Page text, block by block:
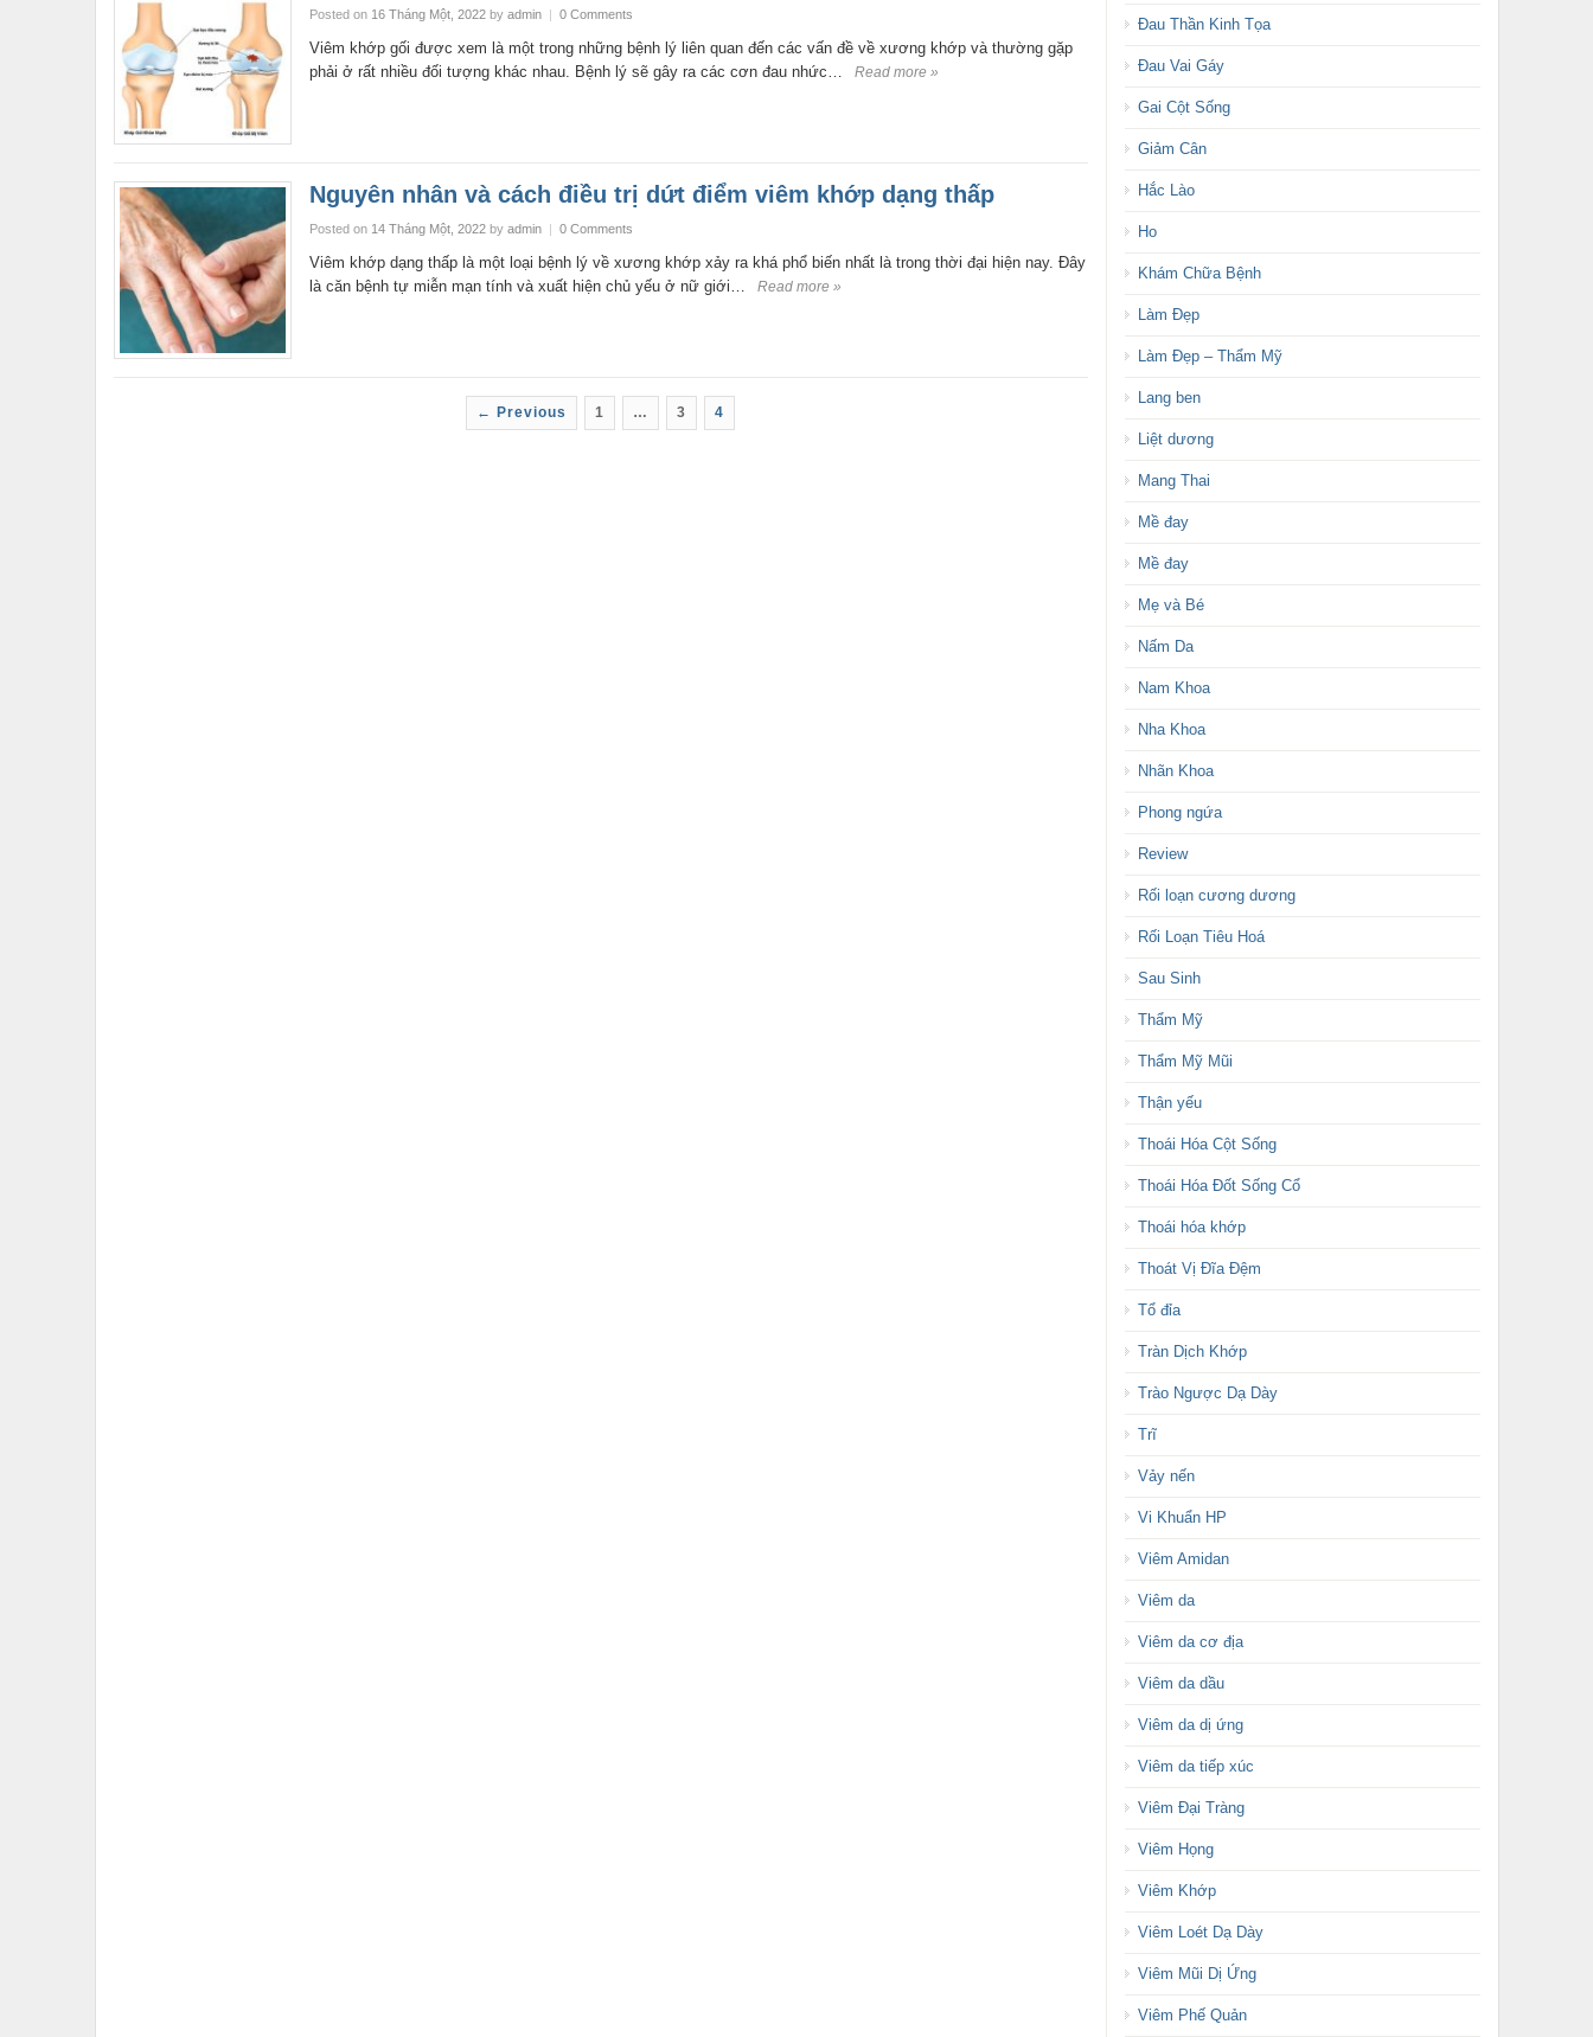
Posted on 16 Tháng Một, 2022by admin | 0 Comments
Viêm khớp gối được xem là một trong những bệnh lý liên quan đến các vấn đề về xương khớp và thường gặp
phải ở rất nhiều đối tượng khác nhau. Bệnh lý sẽ gây ra các cơn đau nhức…
Read more »
Nguyên nhân và cách điều trị dứt điểm viêm khớp dạng thấp
Posted on 14 Tháng Một, 2022by admin | 0 Comments
Viêm khớp dạng thấp là một loại bệnh lý về xương khớp xảy ra khá phổ biến nhất là trong thời đại hiện nay. Đây
là căn bệnh tự miễn mạn tính và xuất hiện chủ yếu ở nữ giới…
Read more »
← Previous 1 … 3 4
Đau Thần Kinh Tọa
Đau Vai Gáy
Gai Cột Sống
Giảm Cân
Hắc Lào
Ho
Khám Chữa Bệnh
Làm Đẹp
Làm Đẹp – Thẩm Mỹ
Lang ben
Liệt dương
Mang Thai
Mề đay
Mề đay
Mẹ và Bé
Nấm Da
Nam Khoa
Nha Khoa
Nhãn Khoa
Phong ngứa
Review
Rối loạn cương dương
Rối Loạn Tiêu Hoá
Sau Sinh
Thẩm Mỹ
Thẩm Mỹ Mũi
Thận yếu
Thoái Hóa Cột Sống
Thoái Hóa Đốt Sống Cổ
Thoái hóa khớp
Thoát Vị Đĩa Đệm
Tổ đỉa
Tràn Dịch Khớp
Trào Ngược Dạ Dày
Trĩ
Vảy nến
Vi Khuẩn HP
Viêm Amidan
Viêm da
Viêm da cơ địa
Viêm da dầu
Viêm da dị ứng
Viêm da tiếp xúc
Viêm Đại Tràng
Viêm Họng
Viêm Khớp
Viêm Loét Dạ Dày
Viêm Mũi Dị Ứng
Viêm Phế Quản